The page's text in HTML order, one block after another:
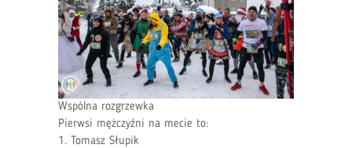
Wspólna rozgrzewka
Pierwsi mężczyźni na mecie to:
1. Tomasz Słupik